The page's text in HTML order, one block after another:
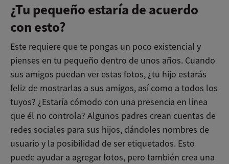
¿Tu pequeño estaría de acuerdo
con esto?
Este requiere que te pongas un poco existencial y
pienses en tu pequeño dentro de unos años. Cuando
sus amigos puedan ver estas fotos, ¿tu hijo estarás
feliz de mostrarlas a sus amigos, así como a todos los
tuyos? ¿Estaría cómodo con una presencia en línea
que él no controla? Algunos padres crean cuentas de
redes sociales para sus hijos, dándoles nombres de
usuario y la posibilidad de ser etiquetados. Esto
puede ayudar a agregar fotos, pero también crea una